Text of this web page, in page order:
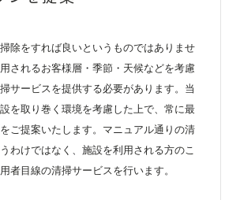
除をすれば良いというものではありませ
されるお客様層・季節・天候などを考慮
サービスを提供する必要があります。当
を取り巻く環境を考慮した上で、常に最
ご提案いたします。マニュアル通りの清
わけではなく、施設を利用される方のこ
者目線の清掃サービスを行います。